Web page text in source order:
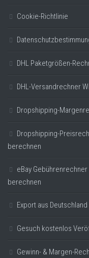
Cookie-Richtlinie
DHL Paketgrößen-
DHL-Versandrechner
Dropshipping-
Dropshipping-
berechnen
eBay
berechnen
Export aus
Gesuch kostenlos
Gewinn- & Margen-